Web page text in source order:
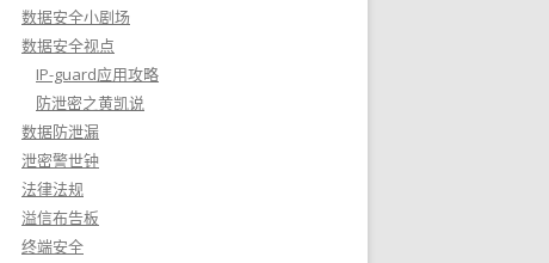
数据安全小剧场
数据安全视点
IP-guard应用攻略
防泄密之黄凯说
数据防泄漏
泄密警世钟
法律法规
溢信布告板
终端安全